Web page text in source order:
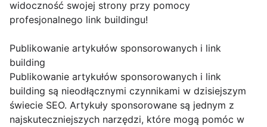
widoczność swojej strony przy pomocy
profesjonalnego link buildingu!
Publikowanie artykułów sponsorowanych i link
building
Publikowanie artykułów sponsorowanych i link
building są nieodłącznymi czynnikami w dzisiejszym
świecie SEO. Artykuły sponsorowane są jednym z
najskuteczniejszych narzędzi, które mogą pomóc w